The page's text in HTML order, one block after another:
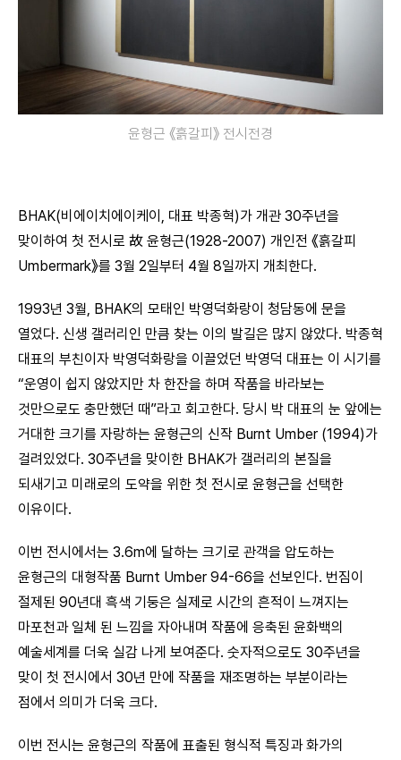
윤형근 《흙갈피》 전시전경
BHAK(비에이치에이케이, 대표 박종혁)가 개관 30주년을
맞이하여 첫 전시로 故 윤형근(1928-2007) 개인전 《흙갈피
Umbermark》를 3월 2일부터 4월 8일까지 개최한다.
1993년 3월, BHAK의 모태인 박영덕화랑이 청담동에 문을
열었다. 신생 갤러리인 만큼 찾는 이의 발길은 많지 않았다. 박종혁
대표의 부친이자 박영덕화랑을 이끌었던 박영덕 대표는 이 시기를
“운영이 쉽지 않았지만 차 한잔을 하며 작품을 바라보는
것만으로도 충만했던 때”라고 회고한다. 당시 박 대표의 눈 앞에는
거대한 크기를 자랑하는 윤형근의 신작 Burnt Umber (1994)가
걸려있었다. 30주년을 맞이한 BHAK가 갤러리의 본질을
되새기고 미래로의 도약을 위한 첫 전시로 윤형근을 선택한
이유이다.
이번 전시에서는 3.6m에 달하는 크기로 관객을 압도하는
윤형근의 대형작품 Burnt Umber 94-66을 선보인다. 번짐이
절제된 90년대 흑색 기둥은 실제로 시간의 흔적이 느껴지는
마포천과 일체 된 느낌을 자아내며 작품에 응축된 윤화백의
예술세계를 더욱 실감 나게 보여준다. 숫자적으로도 30주년을
맞이 첫 전시에서 30년 만에 작품을 재조명하는 부분이라는
점에서 의미가 더욱 크다.
이번 전시는 윤형근의 작품에 표출된 형식적 특징과 화가의